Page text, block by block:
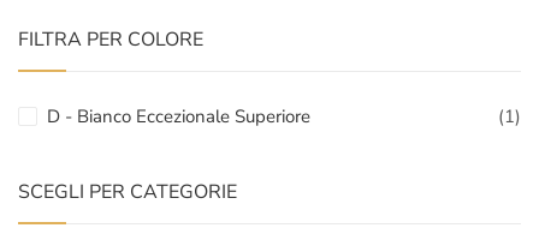
FILTRA PER COLORE
D - Bianco Eccezionale Superiore (1)
SCEGLI PER CATEGORIE